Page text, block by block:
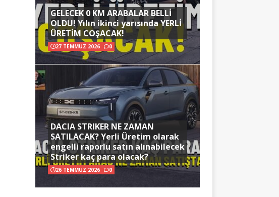
GELECEK 0 KM ARABALAR BELLİ
OLDU! Yılın ikinci yarısında YERLİ
ÜRETİM COŞACAK!
27 TEMMUZ 2026 0
DACIA STRIKER NE ZAMAN
SATILACAK? Yerli Üretim olarak
engelli raporlu satın alınabilecek
Striker kaç para olacak?
26 TEMMUZ 2026 0